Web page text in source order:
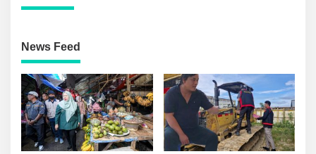
News Feed